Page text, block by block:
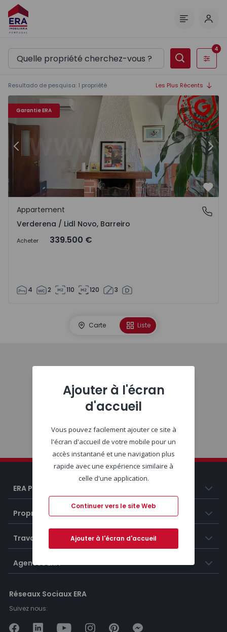
Filtres
4
Resultado de pesquisa: 1 propriété Les Plus Récents
Garantie ERA
- 15
Appartement T4 Barreiro, Verderena / Lidl Novo -
Précédent
Verderena / Lidl Novo, Barreiro
Appartement
Verderena / Lidl Novo, Barreiro
Acheter 339.500 €
4 2 110 120 3
Carte Liste
ERA Portugal
Propriétés
Travailler chez ERA
Agences ERA
Réseaux Sociaux ERA
Suivez nous:
Ajouter à l'écran
d'accueil
Vous pouvez facilement ajouter ce site à
l'écran d'accueil de votre mobile pour un
accès instantané et une navigation plus
rapide avec une expérience similaire à
celle d'une application.
Continuer vers le site Web
Ajouter à l'écran d'accueil